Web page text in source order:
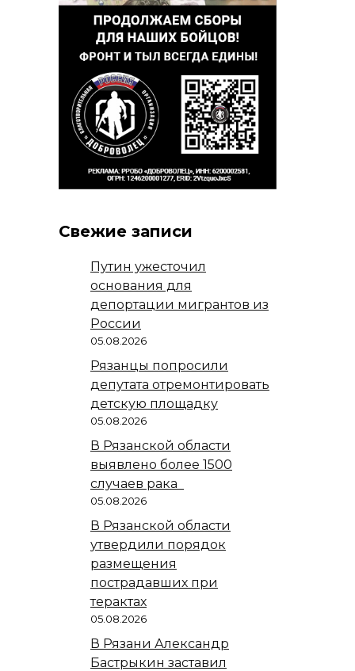
Свежие записи
Путин ужесточил
основания для
депортации мигрантов из
России
05.08.2026
Рязанцы попросили
депутата отремонтировать
детскую площадку
05.08.2026
В Рязанской области
выявлено более 1500
случаев рака
05.08.2026
В Рязанской области
утвердили порядок
размещения
пострадавших при
терактах
05.08.2026
В Рязани Александр
Бастрыкин заставил